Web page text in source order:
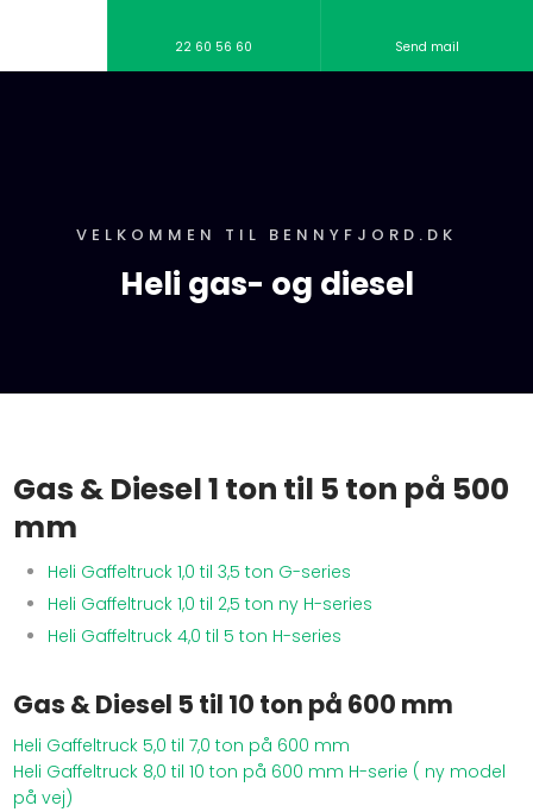
22 60 56 60 Send mail
VELKOMMEN TIL BENNYFJORD.DK
Heli gas- og diesel
Gas & Diesel 1 ton til 5 ton på 500
mm
Heli Gaffeltruck 1,0 til 3,5 ton G-series
Heli Gaffeltruck 1,0 til 2,5 ton ny H-series
Heli Gaffeltruck 4,0 til 5 ton H-series
Gas & Diesel 5 til 10 ton på 600 mm​
Heli Gaffeltruck 5,0 til 7,0 ton på 600 mm
Heli Gaffeltruck 8,0 til 10 ton på 600 mm H-serie ( ny model
på vej)